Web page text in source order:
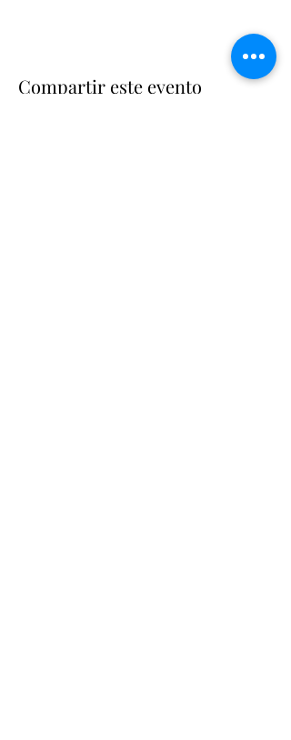
Compartir este evento